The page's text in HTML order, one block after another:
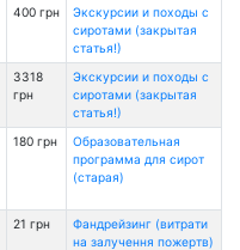
400 грн
Экскурсии и походы с
сиротами (закрытая
статья!)
3318
грн
Экскурсии и походы с
сиротами (закрытая
статья!)
180 грн
Образовательная
программа для сирот
(старая)
21 грн
Фандрейзинг (витрати
на залучення пожертв)